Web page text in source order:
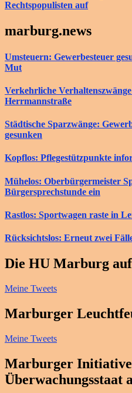
Rechtspopulisten auf
marburg.news
Umsteuern: Gewerbesteuer
Mut
Verkehrliche
Herrmannstraße
Städtische Sparzwänge:
gesunken
Kopflos: Pflegestützpunkte
Mühelos: Oberbürgermeister
Bürgersprechstunde ein
Rastlos: Sportwagen raste in
Rücksichtslos: Erneut zwei
Die HU Marburg
Meine Tweets
Marburger
Meine Tweets
Marburger Initiative
Überwachungsstaat